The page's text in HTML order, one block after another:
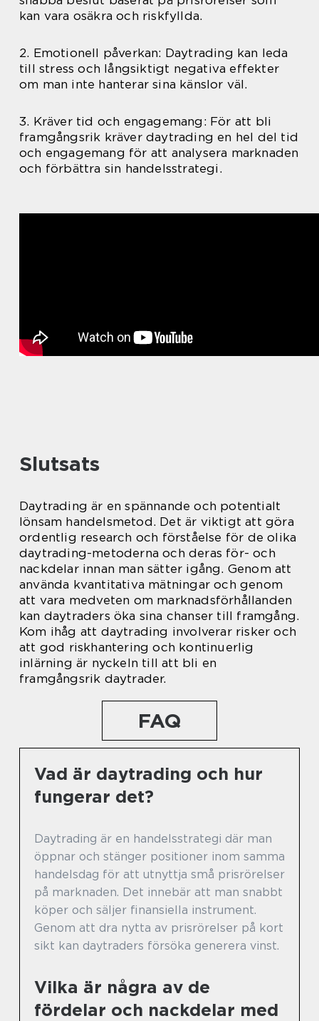
kan vara osäkra och riskfyllda.
2. Emotionell påverkan: Daytrading kan leda
till stress och långsiktigt negativa effekter
om man inte hanterar sina känslor väl.
3. Kräver tid och engagemang: För att bli
framgångsrik kräver daytrading en hel del tid
och engagemang för att analysera marknaden
och förbättra sin handelsstrategi.
Slutsats
Daytrading är en spännande och potentialt
lönsam handelsmetod. Det är viktigt att göra
ordentlig research och förståelse för de olika
daytrading-metoderna och deras för- och
nackdelar innan man sätter igång. Genom att
använda kvantitativa mätningar och genom
att vara medveten om marknadsförhållanden
kan daytraders öka sina chanser till framgång.
Kom ihåg att daytrading involverar risker och
att god riskhantering och kontinuerlig
inlärning är nyckeln till att bli en
framgångsrik daytrader.
FAQ
Vad är daytrading och hur
fungerar det?
Daytrading är en handelsstrategi där man
öppnar och stänger positioner inom samma
handelsdag för att utnyttja små prisrörelser
på marknaden. Det innebär att man snabbt
köper och säljer finansiella instrument.
Genom att dra nytta av prisrörelser på kort
sikt kan daytraders försöka generera vinst.
Vilka är några av de
fördelar och nackdelar med